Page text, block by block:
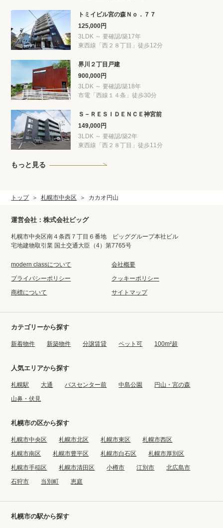
トミイビル宮の森Ｎｏ．７７
125,000円
3LDK ～ 要確認/築17年
東西線「西２８丁目」徒歩12分
界川２丁目戸建
900,000円
3LDK ～ 要確認/築18年
市電「西線１４条」徒歩30分
Ｓ－ＲＥＳＩＤＥＮＣＥ神宮前
149,000円
3LDK ～ 要確認/築2年
東西線「西２８丁目」徒歩11分
もっと見る
トップ 札幌市中央区 カカオ円山
運営会社：株式会社ビッグ
札幌市中央区南４条西７丁目６番地 ビッググループ本社ビル
宅地建物取引業 国土交通大臣（4）第7765号
modern classについて
会社概要
プライバシーポリシー
クッキーポリシー
商標について
サイトマップ
カテゴリーから探す
新着物件 新築物件 分譲賃貸 ペット可 100m²超
人気エリアから探す
札幌駅 大通 バスセンター前 中島公園
円山・宮の森
山鼻・伏見
札幌市の区から探す
札幌市中央区 札幌市北区 札幌市東区
札幌市西区
札幌市南区
札幌市豊平区 札幌市白石区
札幌市厚別区
札幌市手稲区
札幌市清田区 小樽市 江別市
北広島市
石狩市
当別町 恵庭
札幌市の駅から探す